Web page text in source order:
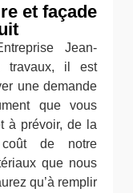
et façade
Jean-
travaux, il est
une demande
que vous
à prévoir, de la
de notre
que nous
qu’à remplir